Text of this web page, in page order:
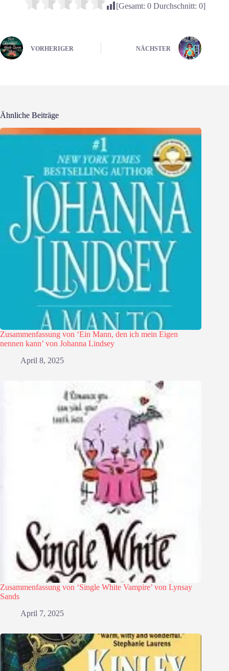
[Gesamt: 0Durchschnitt: 0]
VORHERIGER NÄCHSTER
Ähnliche Beiträge
Zusammenfassung von ‘Ein Mann, den ich mein Eigen
nennen kann’ von Johanna Lindsey
April 8, 2025
Zusammenfassung von ‘Single White Vampire’ von Lynsay
Sands
April 7, 2025